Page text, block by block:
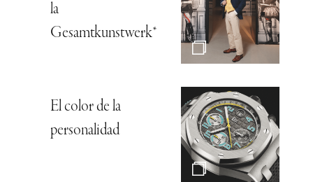
la
Gesamtkunstwerk*
El color de la
personalidad